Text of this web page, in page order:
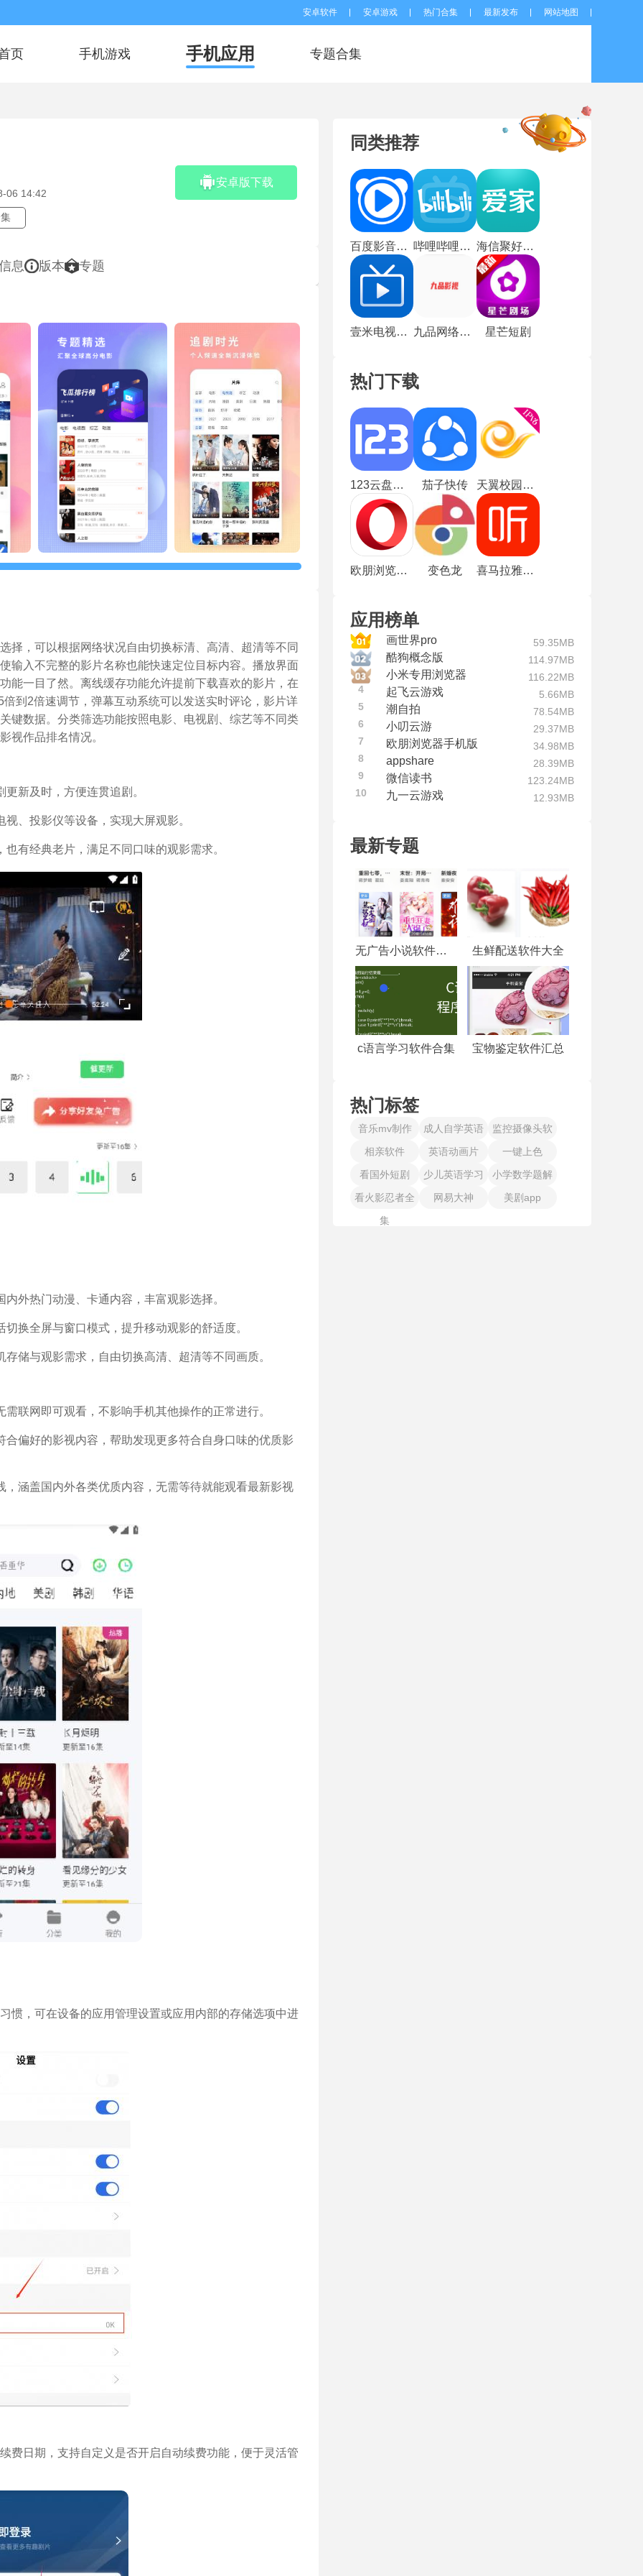
安卓软件 安卓游戏 热门合集 最新发布 网站地图
页 手机游戏 手机应用 专题合集
06 14:42
安卓版下载
息 版本 专题
择，可以根据网络状况自由切换标清、高清、超清等不同
输入不完整的影片名称也能快速定位目标内容。播放界面
能一目了然。离线缓存功能允许提前下载喜欢的影片，在
到2倍速调节，弹幕互动系统可以发送实时评论，影片详
键数据。分类筛选功能按照电影、电视剧、综艺等不同类
视作品排名情况。
新及时，方便连贯追剧。
、投影仪等设备，实现大屏观影。
有经典老片，满足不同口味的观影需求。
外热门动漫、卡通内容，丰富观影选择。
换全屏与窗口模式，提升移动观影的舒适度。
储与观影需求，自由切换高清、超清等不同画质。
联网即可观看，不影响手机其他操作的正常进行。
偏好的影视内容，帮助发现更多符合自身口味的优质影
涵盖国内外各类优质内容，无需等待就能观看最新影视
惯，可在设备的应用管理设置或应用内部的存储选项中进
费日期，支持自定义是否开启自动续费功能，便于灵活管
同类推荐
百度影音手机版 哔哩哔哩蓝色概念版 海信聚好看电视版
壹米电视TV版 九品网络电视 星芒短剧
热门下载
123云盘安卓版 茄子快传 天翼校园客户端
欧朋浏览器谷歌版 变色龙 喜马拉雅听书
应用榜单
画世界pro 59.35MB
酷狗概念版 114.97MB
小米专用浏览器
116.22MB
4
起飞云游戏
5.66MB
5
潮自拍
78.54MB
6
小叨云游
29.37MB
7
欧朋浏览器手机版
34.98MB
8
appshare
28.39MB
9
微信读书
123.24MB
10
九一云游戏 12.93MB
最新专题
无广告小说软件推荐 生鲜配送软件大全
c语言学习软件合集 宝物鉴定软件汇总
热门标签
音乐mv制作 成人自学英语
监控摄像头软
件
相亲软件 英语动画片
一键上色
看国外短剧
少儿英语学习
小学数学题解
答
看火影忍者全
集
网易大神 美剧app